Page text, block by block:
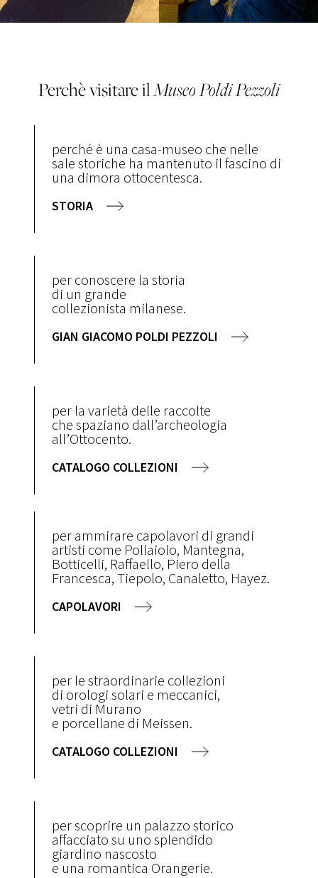
Perchè visitare ilMuseoPoldi Pezzoli
perché è una casa-museo che nelle
sale storiche ha mantenuto il fascino di
una dimora ottocentesca.
STORIA
per conoscere la storia
di un grande
collezionista milanese.
GIAN GIACOMO POLDI PEZZOLI
per la varietà delle raccolte
che spaziano dall’archeologia
all’Ottocento.
CATALOGO COLLEZIONI
per ammirare capolavori di grandi
artisti come Pollaiolo, Mantegna,
Botticelli, Raffaello, Piero della
Francesca, Tiepolo, Canaletto, Hayez.
CAPOLAVORI
per le straordinarie collezioni
di orologi solari e meccanici,
vetri di Murano
e porcellane di Meissen.
CATALOGO COLLEZIONI
per scoprire un palazzo storico
affacciato su uno splendido
giardino nascosto
e una romantica Orangerie.